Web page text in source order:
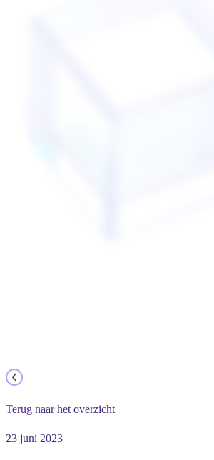
Terug naar het overzicht
23 juni 2023